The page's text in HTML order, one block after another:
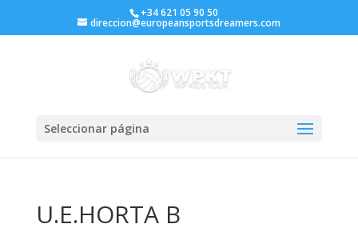
+34 621 05 90 50
direccion@europeansportsdreamers.com
Seleccionar página
U.E.HORTA B